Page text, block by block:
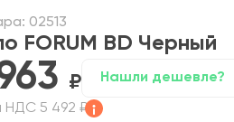
02513
FORUM BD Черный
Нашли дешевле?
НДС 5 492 ₽